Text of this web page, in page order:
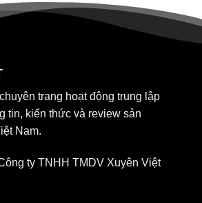
trang hoạt động trung lập
tin, kiến thức và review sản
Nam.
ty TNHH TMDV Xuyên Việt